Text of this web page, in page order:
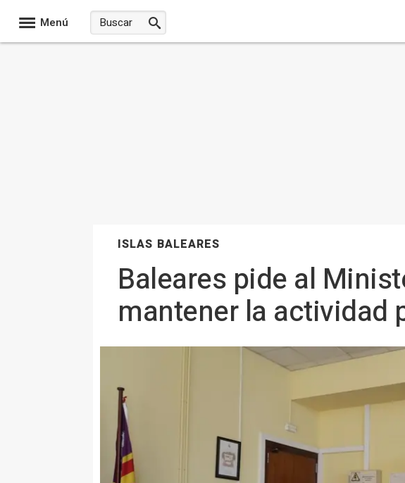
Menú
ISLAS BALEARES
Baleares pide al
mantener la actividad